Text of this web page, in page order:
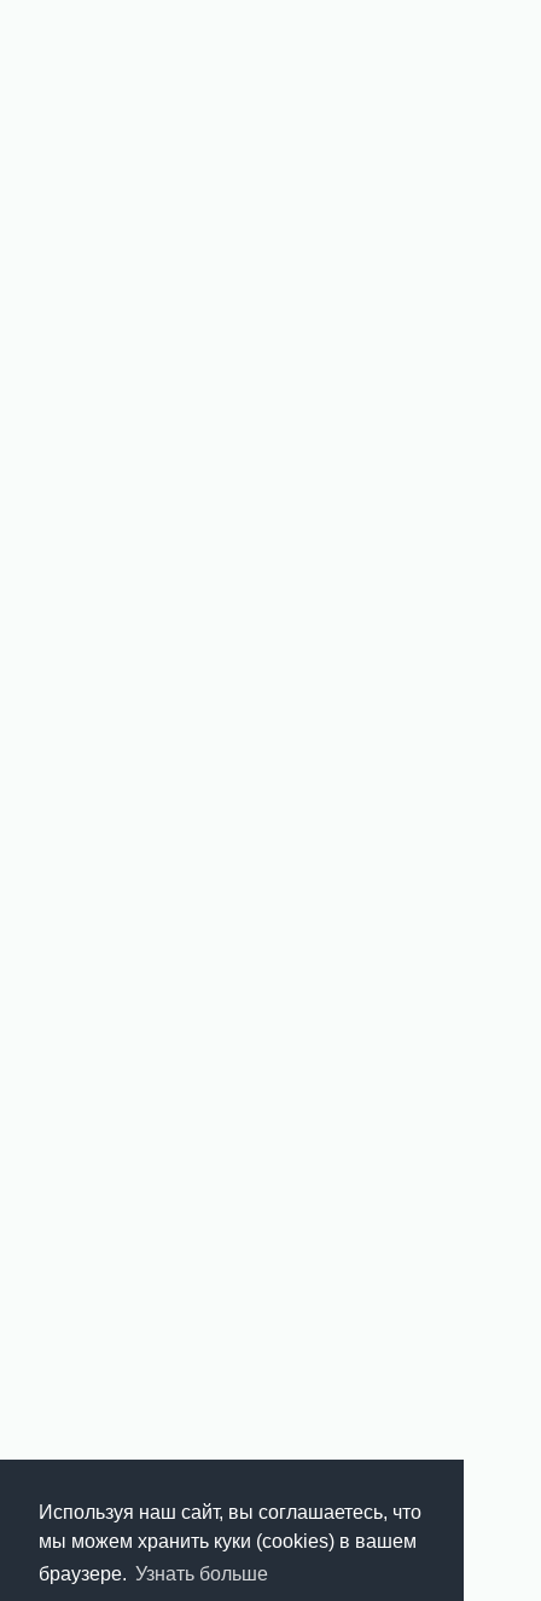
Используя наш сайт, вы соглашаетесь, что
мы можем хранить куки (cookies) в вашем
браузере. Узнать больше